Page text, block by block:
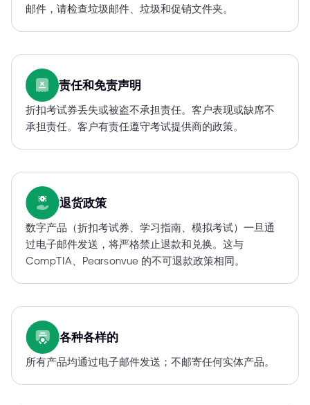
邮件，请检查垃圾邮件、垃圾和促销文件夹。
责任和免责声明
折扣考试券丢失或被盗不承担责任。客户表现或缺席不
承担责任。客户有责任遵守考试提供商的政策。
退货政策
数字产品（折扣考试券、学习指南、模拟考试）一旦通
过电子邮件发送，将严格禁止退款和兑换。这与
CompTIA、Pearsonvue 的不可退款政策相同。
各种各样的
所有产品均通过电子邮件发送；不邮寄任何实体产品。